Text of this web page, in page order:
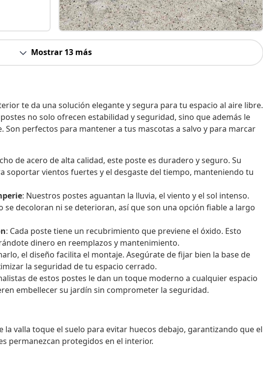
Mostrar 13 más
te da una solución elegante y segura para tu espacio al aire libre.
no solo ofrecen estabilidad y seguridad, sino que además le
perfectos para mantener a tus mascotas a salvo y para marcar
de acero de alta calidad, este poste es duradero y seguro. Su
soportar vientos fuertes y el desgaste del tiempo, manteniendo tu
: Nuestros postes aguantan la lluvia, el viento y el sol intenso.
se decoloran ni se deterioran, así que son una opción fiable a largo
: Cada poste tiene un recubrimiento que previene el óxido. Esto
dinero en reemplazos y mantenimiento.
el diseño facilita el montaje. Asegúrate de fijar bien la base de
la seguridad de tu espacio cerrado.
de estos postes le dan un toque moderno a cualquier espacio
embellecer su jardín sin comprometer la seguridad.
valla toque el suelo para evitar huecos debajo, garantizando que el
permanezcan protegidos en el interior.